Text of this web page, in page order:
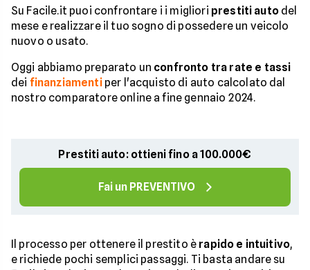
Su Facile.it puoi confrontare i i migliori prestiti autodel
mese e realizzare il tuo sogno di possedere un veicolo
nuovo o usato.
Oggi abbiamo preparato un confronto tra rate e tassi
dei finanziamentiper l'acquisto di auto calcolato dal
nostro comparatore online a fine gennaio 2024.
Prestiti auto: ottieni fino a 100.000€
Fai un PREVENTIVO
Il processo per ottenere il prestito è rapido e intuitivo,
e richiede pochi semplici passaggi. Ti basta andare su